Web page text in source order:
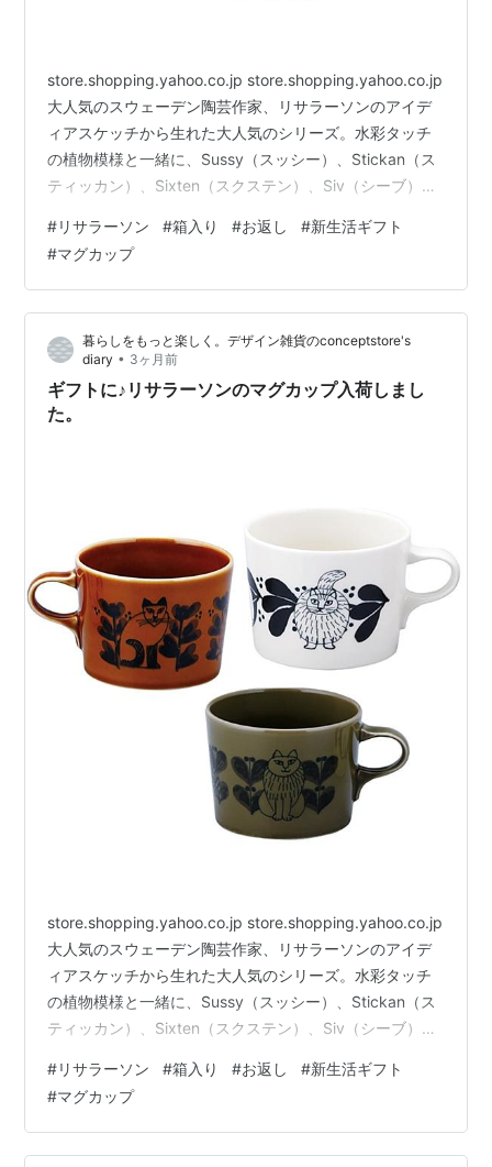
store.shopping.yahoo.co.jp store.shopping.yahoo.co.jp
大人気のスウェーデン陶芸作家、リサラーソンのアイデ
ィアスケッチから生れた大人気のシリーズ。水彩タッチ
の植物模様と一緒に、Sussy（スッシー）、Stickan（ス
ティッカン）、Sixten（スクステン）、Siv（シーブ）の
き。 store.shopping.yahoo.co.jp
store.shopping.yahoo.co.jp store.shopping.yahoo.co.jp
箱入りなのでギフトにおすすめです。 入学や就職のお
祝…
#リサラーソン #箱入り #お返し #新生活ギフト
#マグカップ
暮らしをもっと楽しく。デザイン雑貨のconceptstore's
diary • 3ヶ月前
ギフトに♪リサラーソンのマグカップ入荷しまし
た。
store.shopping.yahoo.co.jp store.shopping.yahoo.co.jp
大人気のスウェーデン陶芸作家、リサラーソンのアイデ
ィアスケッチから生れた大人気のシリーズ。水彩タッチ
の植物模様と一緒に、Sussy（スッシー）、Stickan（ス
ティッカン）、Sixten（スクステン）、Siv（シーブ）の
き。 store.shopping.yahoo.co.jp
store.shopping.yahoo.co.jp store.shopping.yahoo.co.jp
箱入りなのでギフトにおすすめです。 入学や就職のお
祝…
#リサラーソン #箱入り #お返し #新生活ギフト
#マグカップ